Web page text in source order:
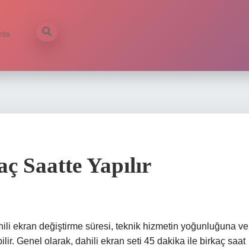
Saatte Yapılır
ekran değiştirme süresi, teknik hizmetin yoğunluğuna ve
Genel olarak, dahili ekran seti 45 dakika ile birkaç saat